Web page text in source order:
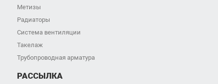
Метизы
Радиаторы
Система вентиляции
Такелаж
Трубопроводная арматура
РАССЫЛКА